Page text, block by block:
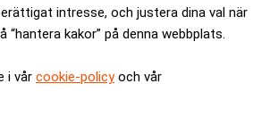
intresse, och justera dina val när
kakor” på denna webbplats.
i vår cookie-policyoch vår